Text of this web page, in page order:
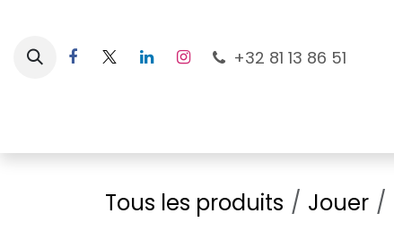
+32 81 13 86 51
Tous les produits Jouer